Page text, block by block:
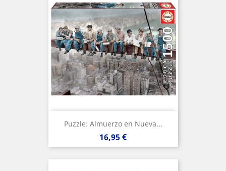
Puzzle: Almuerzo en Nueva...
Precio
16,95 €